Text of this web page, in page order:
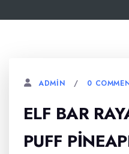
ADMIN 0
ELF BAR
PUFF